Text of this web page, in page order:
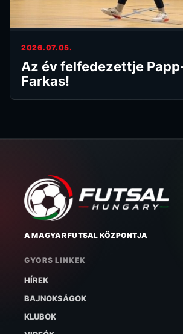
2026.07.05.
Az év felfedezettje
Farkas!
A MAGYAR FUTSAL KÖZPONTJA
GYORS LINKEK
HÍREK
BAJNOKSÁGOK
KLUBOK